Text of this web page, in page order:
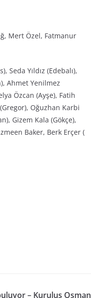
Mert Özel, Fatmanur
Seda Yıldız (Edebalı),
Ahmet Yenilmez
Özcan (Ayşe), Fatih
Oğuzhan Karbi
Gizem Kala (Gökçe),
Baker, Berk Erçer (
– Kuruluş Osman